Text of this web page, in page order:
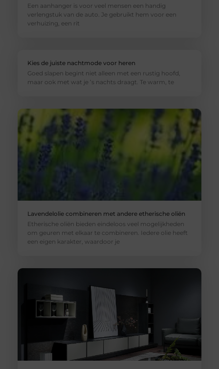
Een aanhanger is voor veel mensen een handig
verlengstuk van de auto. Je gebruikt hem voor een
verhuizing, een rit
Kies de juiste nachtmode voor heren
Goed slapen begint niet alleen met een rustig hoofd,
maar ook met wat je ’s nachts draagt. Te warm, te
Lavendelolie combineren met andere etherische oliën
Etherische oliën bieden eindeloos veel mogelijkheden
om geuren met elkaar te combineren. Iedere olie heeft
een eigen karakter, waardoor je